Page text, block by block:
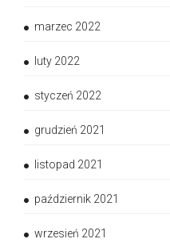
marzec 2022
luty 2022
styczeń 2022
grudzień 2021
listopad 2021
październik 2021
wrzesień 2021